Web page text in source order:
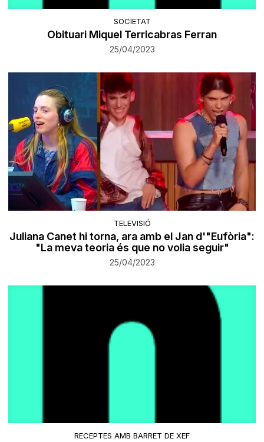
SOCIETAT
Obituari Miquel Terricabras Ferran
25/04/2023
TELEVISIÓ
Juliana Canet hi torna, ara amb el Jan d'"Eufòria":
"La meva teoria és que no volia seguir"
25/04/2023
RECEPTES AMB BARRET DE XEF